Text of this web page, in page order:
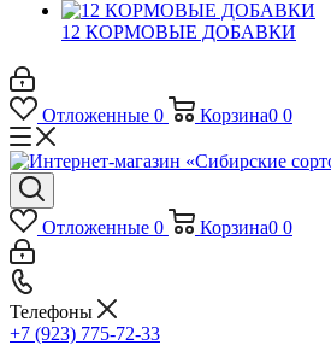
12 КОРМОВЫЕ ДОБАВКИ
Отложенные 0 Корзина0 0
Отложенные 0 Корзина0 0
Телефоны
+7 (923) 775-72-33